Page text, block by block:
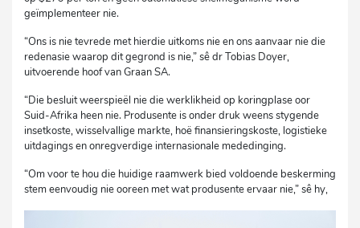
geïmplementeer nie.
“Ons is nie tevrede met hierdie uitkoms nie en ons aanvaar nie die
redenasie waarop dit gegrond is nie,” sê dr Tobias Doyer,
uitvoerende hoof van Graan SA.
“Die besluit weerspieël nie die werklikheid op koringplase oor
Suid-Afrika heen nie. Produsente is onder druk weens stygende
insetkoste, wisselvallige markte, hoë finansieringskoste, logistieke
uitdagings en onregverdige internasionale mededinging.
“Om voor te hou die huidige raamwerk bied voldoende beskerming
stem eenvoudig nie ooreen met wat produsente ervaar nie,” sê hy,